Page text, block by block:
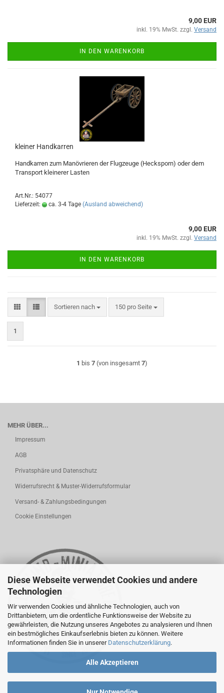
Diese Webseite verwendet Cookies und andere
Technologien
Wir verwenden Cookies und ähnliche Technologien, auch von
Drittanbietern, um die ordentliche Funktionsweise der Website zu
gewährleisten, die Nutzung unseres Angebotes zu analysieren und Ihnen
ein bestmögliches Einkaufserlebnis bieten zu können. Weitere
Informationen finden Sie in unserer Datenschutzerklärung.
Alle Akzeptieren
9,00 EUR
inkl. 19% MwSt. zzgl. Versand
IN DEN WARENKORB
kleiner Handkarren
Handkarren zum Manövrieren der Flugzeuge (Hecksporn) oder dem
Transport kleinerer Lasten
Art.Nr.: 54077
Lieferzeit:
ca. 3-4 Tage (Ausland abweichend)
9,00 EUR
inkl. 19% MwSt. zzgl. Versand
IN DEN WARENKORB
Sortieren nach
Sortieren nach 150 pro Seite
pro Seite
1
1 bis 7 (von insgesamt 7)
MEHR ÜBER...
Impressum
AGB
Privatsphäre und Datenschutz
Widerrufsrecht & Muster-Widerrufsformular
Versand- & Zahlungsbedingungen
Cookie Einstellungen